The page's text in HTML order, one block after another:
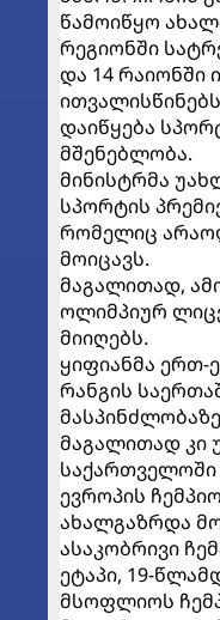
წამოიწყო
რეგიონში
და 14 რაიონში
დაიწყება
მშენებლობა.
მინისტრმა
სპორტის
რომელიც
მოიცავს.
მაგალითად,
ოლიმპიურ
მიიღებს.
ყიფიანმა
რანგის
მაგალითად კი
ევროპის
ახალგაზრდა
ასაკობრივი
ეტაპი, 19-
მსოფლიოს